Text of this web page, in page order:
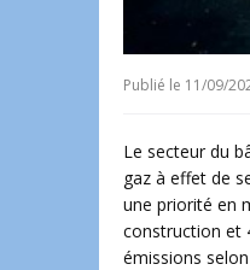
Publié le 11/09/
Le secteur du
gaz à effet de
une priorité en
construction et
émissions